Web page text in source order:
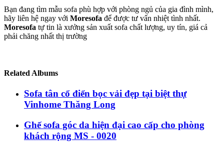
Bạn đang tìm mẫu sofa phù hợp với phòng ngủ của gia đình mình,
hãy liên hệ ngay với Moresofa để được tư vấn nhiệt tình nhất.
Moresofa tự tin là xưởng sản xuất sofa chất lượng, uy tín, giá cả
phải chăng nhất thị trường
Related Albums
Sofa tân cổ điển bọc vải đẹp tại biệt thự
Vinhome Thăng Long
Ghế sofa góc da hiện đại cao cấp cho phòng
khách rộng MS - 0020